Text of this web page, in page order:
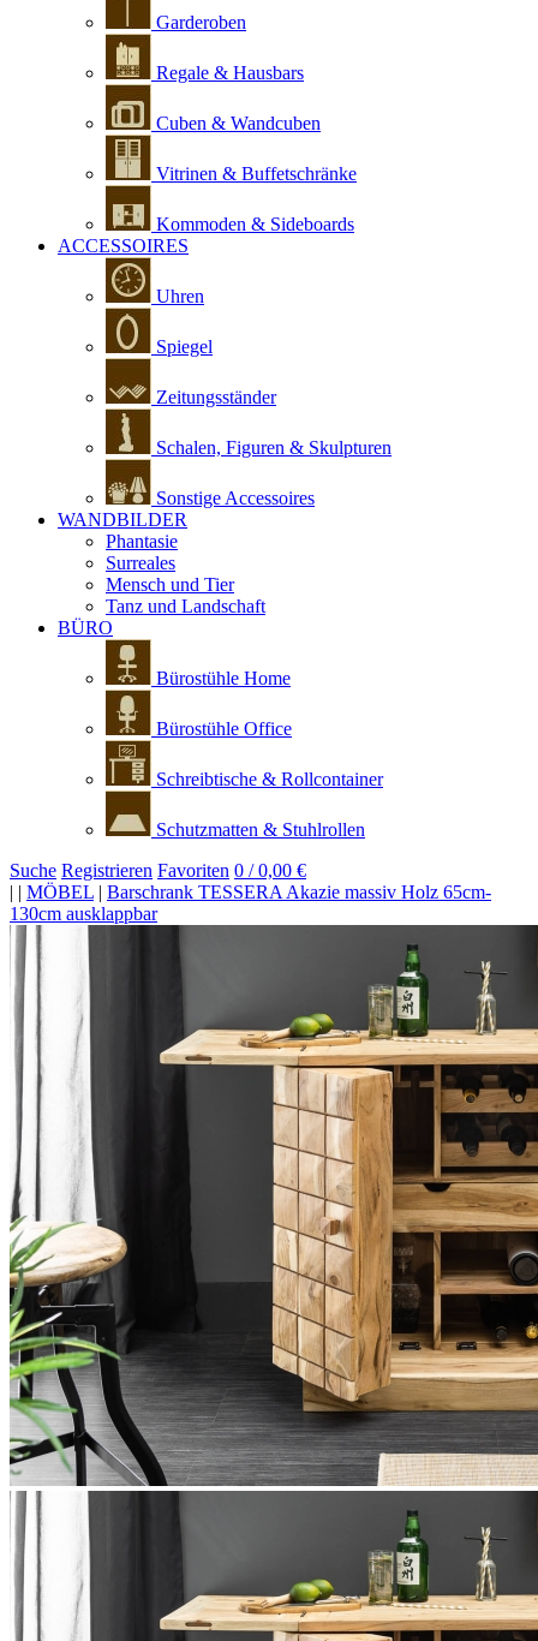
Garderoben
Regale & Hausbars
Cuben & Wandcuben
Vitrinen & Buffetschränke
Kommoden & Sideboards
ACCESSOIRES
Uhren
Spiegel
Zeitungsständer
Schalen, Figuren & Skulpturen
Sonstige Accessoires
WANDBILDER
Phantasie
Surreales
Mensch und Tier
Tanz und Landschaft
BÜRO
Bürostühle Home
Bürostühle Office
Schreibtische & Rollcontainer
Schutzmatten & Stuhlrollen
Suche Registrieren Favoriten 0 / 0,00 €
| | MÖBEL | Barschrank TESSERA Akazie massiv Holz 65cm-
130cm ausklappbar